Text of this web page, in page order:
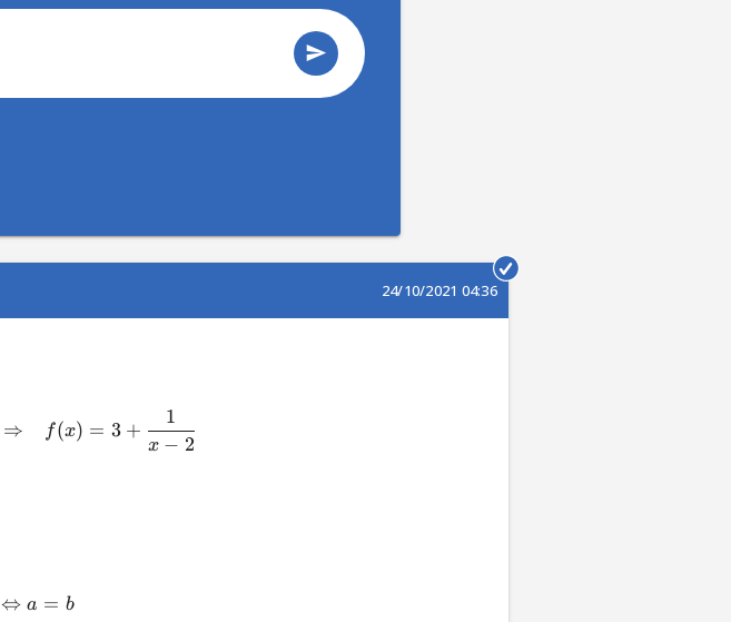
24/10/2021 04:36
⇒ f(x) = 3 +
x − 2
1
⇔ a = b